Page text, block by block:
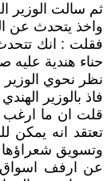
ثم سالت الوزير
واخذ يتحدث عن
فقلت : انك تتحدث
حناء هندية عليه
نظر نحوي
فاذ بالوزير
قلت ان ما ارغب
تعتقد انه يمكن
وتسويق شعراؤها
عن ارفف اسواق